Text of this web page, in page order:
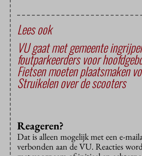
Lees ook
VU gaat met gemeente
foutparkeerders voor
Fietsen moeten plaatsmaken
Struikelen over de scooters
Reageren?
Dat is alleen mogelijk met een e-
verbonden aan de VU. Reacties